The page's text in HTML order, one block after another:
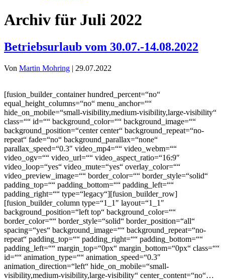
Archiv für Juli 2022
Betriebsurlaub vom 30.07.-14.08.2022
Von Martin Mohring | 29.07.2022
[fusion_builder_container hundred_percent=“no“
equal_height_columns=“no“ menu_anchor=““
hide_on_mobile=“small-visibility,medium-visibility,large-visibility“
class=““ id=““ background_color=““ background_image=““
background_position=“center center“ background_repeat=“no-
repeat“ fade=“no“ background_parallax=“none“
parallax_speed=“0.3″ video_mp4=““ video_webm=““
video_ogv=““ video_url=““ video_aspect_ratio=“16:9″
video_loop=“yes“ video_mute=“yes“ overlay_color=““
video_preview_image=““ border_color=““ border_style=“solid“
padding_top=““ padding_bottom=““ padding_left=““
padding_right=““ type=“legacy“][fusion_builder_row]
[fusion_builder_column type=“1_1″ layout=“1_1″
background_position=“left top“ background_color=““
border_color=““ border_style=“solid“ border_position=“all“
spacing=“yes“ background_image=““ background_repeat=“no-
repeat“ padding_top=““ padding_right=““ padding_bottom=““
padding_left=““ margin_top=“0px“ margin_bottom=“0px“ class=““
id=““ animation_type=““ animation_speed=“0.3″
animation_direction=“left“ hide_on_mobile=“small-
visibility,medium-visibility,large-visibility“ center_content=“no“…